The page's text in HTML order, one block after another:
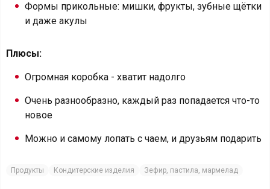
Формы прикольные: мишки, фрукты, зубные щётки
и даже акулы
Плюсы:
Огромная коробка - хватит надолго
Очень разнообразно, каждый раз попадается что-то
новое
Можно и самому лопать с чаем, и друзьям подарить
Продукты Кондитерские изделия Зефир, пастила, мармелад